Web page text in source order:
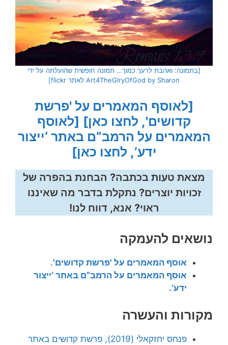
[בתמונה: ואהבת לרעך כמוך… תמונה חופשית שהועלתה על ידי
Art4TheGlryOfGod by Sharon לאתר flickr]
[לאוסף המאמרים על 'פרשת
קדושים', לחצו כאן] [לאוסף
המאמרים על הרמב”ם באתר ‘ייצור
ידע’, לחצו כאן]
מצאת טעות בכתבה? הבחנת בהפרה של
זכויות יוצרים? נתקלת בדבר מה שאיננו
ראוי? אנא, דווח לנו!
נושאים להעמקה
אוסף המאמרים על 'פרשת קדושים'.
אוסף המאמרים על הרמב”ם באתר ‘ייצור
ידע’.
מקורות והעשרה
פנחס יחזקאלי (2019), פרשת קדושים באתר